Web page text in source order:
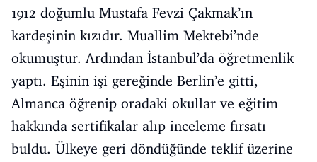
1912 doğumlu Mustafa Fevzi Çakmak’ın
kardeşinin kızıdır. Muallim Mektebi’nde
okumuştur. Ardından İstanbul’da öğretmenlik
yaptı. Eşinin işi gereğinde Berlin’e gitti,
Almanca öğrenip oradaki okullar ve eğitim
hakkında sertifikalar alıp inceleme fırsatı
buldu. Ülkeye geri döndüğünde teklif üzerine